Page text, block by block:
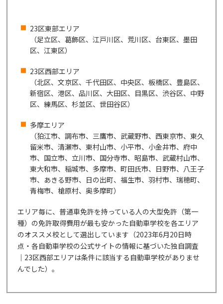
23区東部エリア
（足立区、葛飾区、江戸川区、荒川区、台東区、墨田
区、江東区）
23区西部エリア
（北区、文京区、千代田区、中央区、板橋区、豊島区、
新宿区、港区、品川区、大田区、目黒区、渋谷区、中野
区、練馬区、杉並区、世田谷区）
多摩エリア
（狛江市、調布市、三鷹市、武蔵野市、西東京市、東久
留米市、清瀬市、東村山市、小平市、小金井市、府中
市、国立市、立川市、国分寺市、昭島市、武蔵村山市、
東大和市、稲城市、多摩市、町田氏市、日野市、八王子
市、あきる野市、日の出町、福生市、羽村市、瑞穂町、
青梅市、槍原村、奥多摩町）
エリア毎に、普通車免許を持っている人の大型免許（第一
種）の免許取得費用が最も安かった自動車学校を各エリア
のオススメ校として選出しています（2023年6月20日時
点・各自動車学校の公式サイトの情報に基づいた独自調査
｜23区西部エリアは条件に該当する自動車学校がありませ
んでした）。